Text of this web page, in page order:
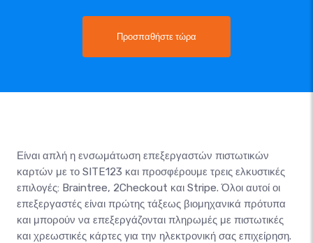
Προσπαθήστε τώρα
Είναι απλή η ενσωμάτωση επεξεργαστών πιστωτικών
καρτών με το SITE123 και προσφέρουμε τρεις ελκυστικές
επιλογές: Braintree, 2Checkout και Stripe. Όλοι αυτοί οι
επεξεργαστές είναι πρώτης τάξεως βιομηχανικά πρότυπα
και μπορούν να επεξεργάζονται πληρωμές με πιστωτικές
και χρεωστικές κάρτες για την ηλεκτρονική σας επιχείρηση.